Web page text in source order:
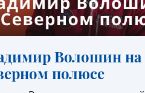
Волошин на
полюсе